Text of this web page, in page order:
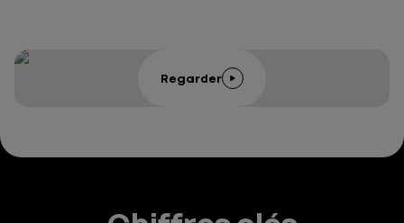
Regarder